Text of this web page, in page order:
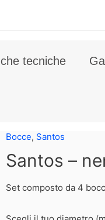
tecniche
Bocce, Santos
Santos –
Set composto da 4